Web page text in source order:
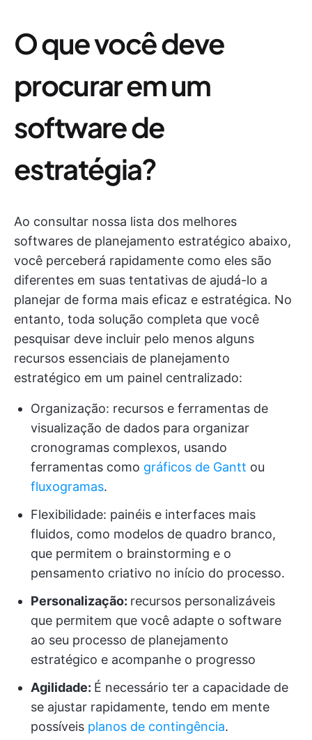
O que você deve
procurar em um
software de
estratégia?
Ao consultar nossa lista dos melhores
softwares de planejamento estratégico abaixo,
você perceberá rapidamente como eles são
diferentes em suas tentativas de ajudá-lo a
planejar de forma mais eficaz e estratégica. No
entanto, toda solução completa que você
pesquisar deve incluir pelo menos alguns
recursos essenciais de planejamento
estratégico em um painel centralizado:
Organização: recursos e ferramentas de
visualização de dados para organizar
cronogramas complexos, usando
ferramentas como gráficos de Gantt ou
fluxogramas.
Flexibilidade: painéis e interfaces mais
fluidos, como modelos de quadro branco,
que permitem o brainstorming e o
pensamento criativo no início do processo.
Personalização: recursos personalizáveis
que permitem que você adapte o software
ao seu processo de planejamento
estratégico e acompanhe o progresso
Agilidade: É necessário ter a capacidade de
se ajustar rapidamente, tendo em mente
possíveis planos de contingência.